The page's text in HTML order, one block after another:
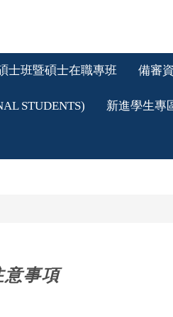
士班暨碩士在職專班 備審
STUDENTS) 新進學生專
意事項